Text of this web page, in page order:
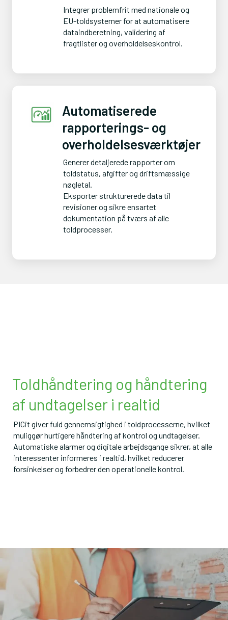
Integrer problemfrit med nationale og
EU-toldsystemer for at automatisere
dataindberetning, validering af
fragtlister og overholdelseskontrol.
Automatiserede
rapporterings- og
overholdelsesværktøjer
Generer detaljerede rapporter om
toldstatus, afgifter og driftsmæssige
nøgletal.
Eksporter strukturerede data til
revisioner og sikre ensartet
dokumentation på tværs af alle
toldprocesser.
Toldhåndtering og håndtering
af undtagelser i realtid
PICit giver fuld gennemsigtighed i toldprocesserne, hvilket
muliggør hurtigere håndtering af kontrol og undtagelser.
Automatiske alarmer og digitale arbejdsgange sikrer, at alle
interessenter informeres i realtid, hvilket reducerer
forsinkelser og forbedrer den operationelle kontrol.